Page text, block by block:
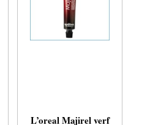
L’oreal Majirel verf